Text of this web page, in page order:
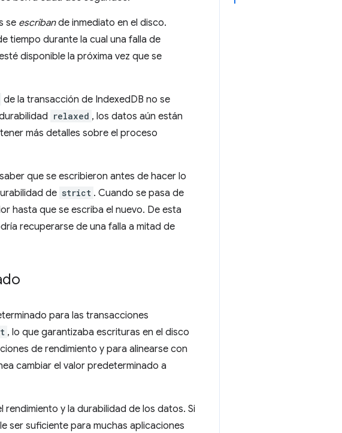
se escribande inmediato en el disco.
tiempo durante la cual una falla de
disponible la próxima vez que se
de la transacción de IndexedDB no se
relaxed , los datos aún están
más detalles sobre el proceso
que se escribieron antes de hacer lo
de strict . Cuando se pasa de
hasta que se escriba el nuevo. De esta
recuperarse de una falla a mitad de
para las transacciones
, lo que garantizaba escrituras en el disco
de rendimiento y para alinearse con
cambiar el valor predeterminado a
y la durabilidad de los datos. Si
ser suficiente para muchas aplicaciones